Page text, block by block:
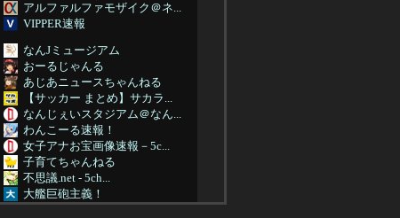
アルファルファモザイク＠ネ...
VIPPER速報
なんJミュージアム
おーるじゃんる
あじあニュースちゃんねる
【サッカー まとめ】サカラ...
なんじぇいスタジアム＠なん...
わんこーる速報！
女子アナお宝画像速報－5c...
子育てちゃんねる
不思議.net - 5ch...
大艦巨砲主義！